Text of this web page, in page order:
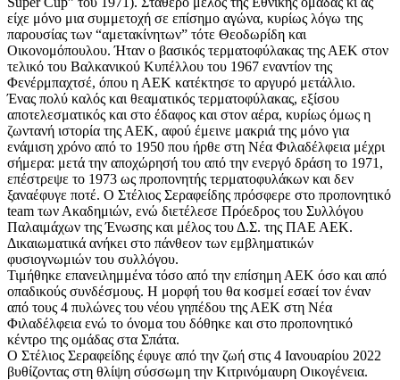
είχε μόνο μια συμμετοχή σε επίσημο αγώνα, κυρίως λόγω της
παρουσίας των “αμετακίνητων” τότε Θεοδωρίδη και
Οικονομόπουλου. Ήταν ο βασικός τερματοφύλακας της ΑΕΚ στον
τελικό του Βαλκανικού Κυπέλλου του 1967 εναντίον της
Φενέρμπαχτσέ, όπου η ΑΕΚ κατέκτησε το αργυρό μετάλλιο.
Ένας πολύ καλός και θεαματικός τερματοφύλακας, εξίσου
αποτελεσματικός και στο έδαφος και στον αέρα, κυρίως όμως η
ζωντανή ιστορία της ΑΕΚ, αφού έμεινε μακριά της μόνο για
ενάμιση χρόνο από το 1950 που ήρθε στη Νέα Φιλαδέλφεια μέχρι
σήμερα: μετά την αποχώρησή του από την ενεργό δράση το 1971,
επέστρεψε το 1973 ως προπονητής τερματοφυλάκων και δεν
ξαναέφυγε ποτέ. Ο Στέλιος Σεραφείδης πρόσφερε στο προπονητικό
team των Ακαδημιών, ενώ διετέλεσε Πρόεδρος του Συλλόγου
Παλαιμάχων της Ένωσης και μέλος του Δ.Σ. της ΠΑΕ ΑΕΚ.
Δικαιωματικά ανήκει στο πάνθεον των εμβληματικών
φυσιογνωμιών του συλλόγου.
Τιμήθηκε επανειλημμένα τόσο από την επίσημη ΑΕΚ όσο και από
οπαδικούς συνδέσμους. Η μορφή του θα κοσμεί εσαεί τον έναν
από τους 4 πυλώνες του νέου γηπέδου της ΑΕΚ στη Νέα
Φιλαδέλφεια ενώ το όνομα του δόθηκε και στο προπονητικό
κέντρο της ομάδας στα Σπάτα.
Ο Στέλιος Σεραφείδης έφυγε από την ζωή στις 4 Ιανουαρίου 2022
βυθίζοντας στη θλίψη σύσσωμη την Κιτρινόμαυρη Οικογένεια.